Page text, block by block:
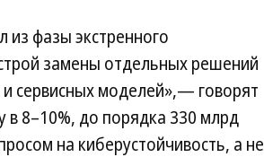
фазы экстренного
замены отдельных решений
сервисных моделей»,— говорят
в 8–10%, до порядка 330 млрд
на киберустойчивость, а не